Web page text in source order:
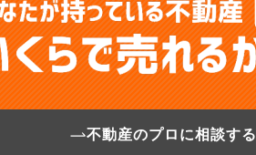
不動産のプロに相談する